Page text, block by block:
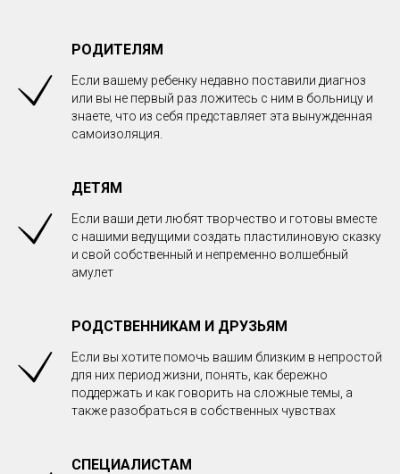
РОДИТЕЛЯМ
Если вашему ребенку недавно поставили диагноз
или вы не первый раз ложитесь с ним в больницу и
знаете, что из себя представляет эта вынужденная
самоизоляция.
ДЕТЯМ
Если ваши дети любят творчество и готовы вместе
с нашими ведущими создать пластилиновую сказку
и свой собственный и непременно волшебный
амулет
РОДСТВЕННИКАМ И ДРУЗЬЯМ
Если вы хотите помочь вашим близким в непростой
для них период жизни, понять, как бережно
поддержать и как говорить на сложные темы, а
также разобраться в собственных чувствах
СПЕЦИАЛИСТАМ